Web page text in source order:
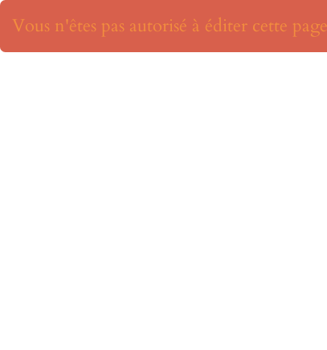
Vous n'êtes pas autorisé à éditer cette